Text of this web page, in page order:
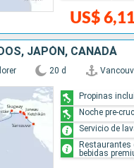
US$
JAPÓN, CANADÁ
20 d
Propinas
Noche pre-
Servicio de
Restaurantes
bebidas